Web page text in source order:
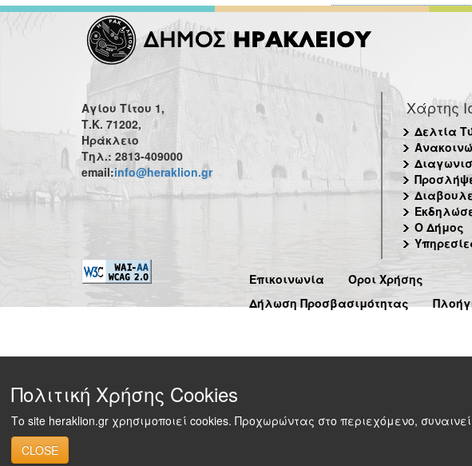
Αγίου Τίτου 1,
Τ.Κ. 71202,
Ηράκλειο
Τηλ.: 2813-409000
email:info@heraklion.gr
Χάρτης
Δελτία
Ο Δήμος
Επικοινωνία
Όροι Χρήσης
Δήλωση Προσβασιμότητας
Πολιτική Χρήσης Cookies
Το site heraklion.gr χρησιμοποιεί cookies. Προχωρώντας στο περιεχόμενο,
CLOSE